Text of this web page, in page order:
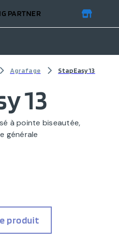
PARTNER
Agrafage StapEasy 13
13
à pointe biseautée,
générale
produit